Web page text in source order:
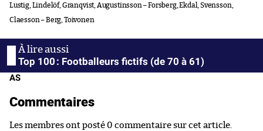
Lustig, Lindelöf, Granqvist, Augustinsson – Forsberg, Ekdal, Svensson,
Claesson – Berg, Toivonen
Top 100 : Footballeurs fictifs (de 70 à 61)
AS
Commentaires
Les membres ont posté 0 commentaire sur cet article.